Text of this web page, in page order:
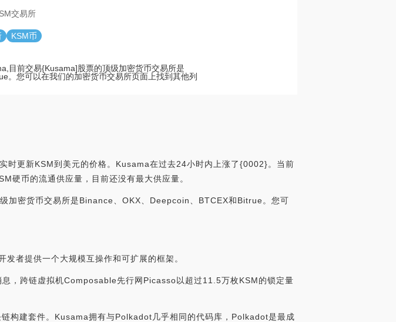
交易所
KSM币
目前交易{Kusama]股票的顶级加密货币交易所是
。您可以在我们的加密货币交易所页面上找到其他列
更新KSM到美元的价格。Kusama在过去24小时内上涨了{0002}。当前
币的流通供应量，目前还没有最大供应量。
加密货币交易所是Binance、OKX、Deepcoin、BTCEX和Bitrue。您可
者提供一个大规模互操作和可扩展的框架。
，跨链虚拟机Composable先行网Picasso以超过11.5万枚KSM的锁定量
建套件。Kusama拥有与Polkadot几乎相同的代码库，Polkadot是最成